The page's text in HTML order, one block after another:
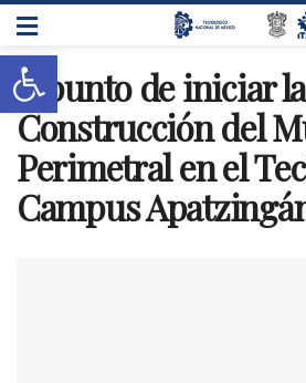
A punto de iniciar la
Construcción del
Perimetral en el
Campus
Abrir barra de